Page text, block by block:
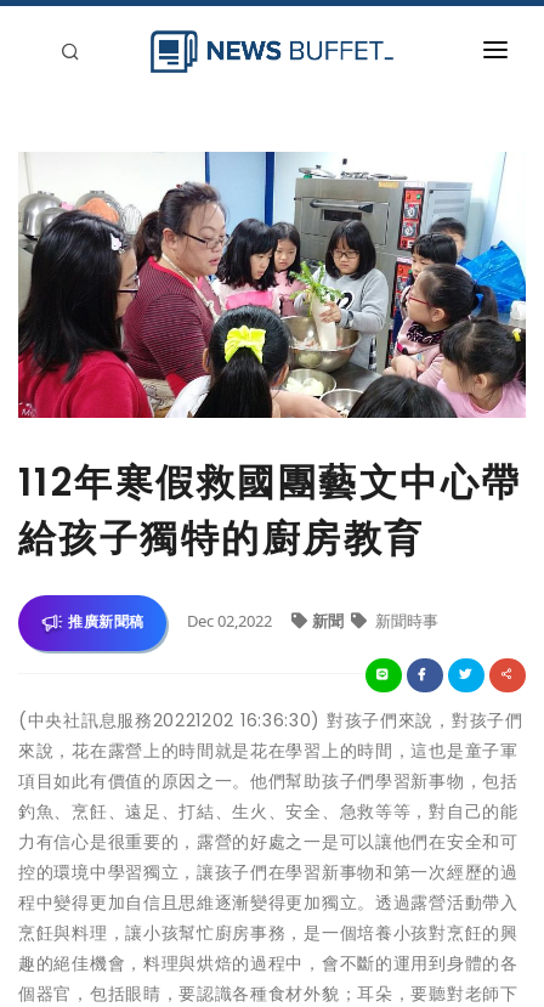
登入
刊登
112年寒假救國團藝文中心帶
給孩子獨特的廚房教育
推廣新聞稿 Dec 02,2022 新聞 新聞時事
(中央社訊息服務20221202 16:36:30) 對孩子們來說，對孩子們
來說，花在露營上的時間就是花在學習上的時間，這也是童子軍
項目如此有價值的原因之一。他們幫助孩子們學習新事物，包括
釣魚、烹飪、遠足、打結、生火、安全、急救等等，對自己的能
力有信心是很重要的，露營的好處之一是可以讓他們在安全和可
控的環境中學習獨立，讓孩子們在學習新事物和第一次經歷的過
程中變得更加自信且思維逐漸變得更加獨立。透過露營活動帶入
烹飪與料理，讓小孩幫忙廚房事務，是一個培養小孩對烹飪的興
趣的絕佳機會，料理與烘焙的過程中，會不斷的運用到身體的各
個器官，包括眼睛，要認識各種食材外貌；耳朵，要聽對老師下